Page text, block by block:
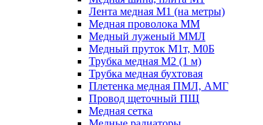
Лента медная М1 (на метры)
Медная проволока ММ
Медный луженый ММЛ
Медный пруток М1т, М0Б
Трубка медная М2 (1 м)
Трубка медная бухтовая
Плетенка медная ПМЛ, АМГ
Провод щеточный ПЩ
Медная сетка